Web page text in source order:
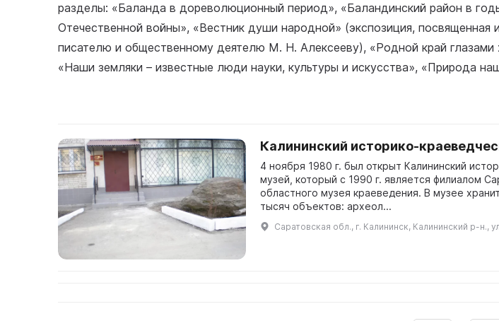
разделы: «Баланда в дореволюционный период», «Баландинский район в
Отечественной войны», «Вестник души народной» (экспозиция, посвященная
писателю и общественному деятелю М. Н. Алексееву), «Родной край глазами
«Наши земляки – известные люди науки, культуры и искусства», «Природа
Калининский историко-
4 ноября 1980 г. был открыт Калининский
музей, который с 1990 г. является филиалом
областного музея краеведения. В музее
тысяч объектов: археол...
Саратовская обл., г. Калининск, Калининский р-н.,